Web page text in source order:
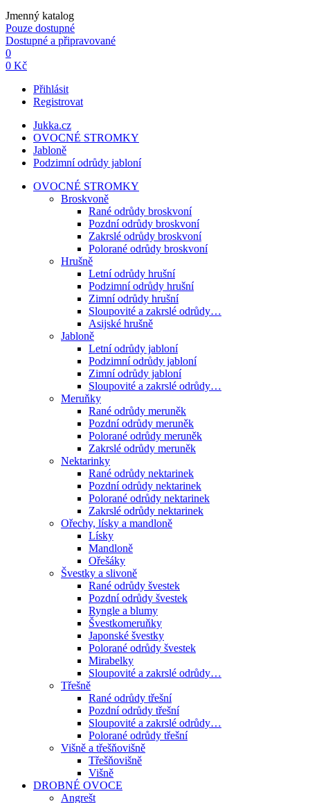
Jmenný katalog
Pouze dostupné
Dostupné a připravované
0
0 Kč
Přihlásit
Registrovat
Jukka.cz
OVOCNÉ STROMKY
Jabloně
Podzimní odrůdy jabloní
OVOCNÉ STROMKY
Broskvoně
Rané odrůdy broskvoní
Pozdní odrůdy broskvoní
Zakrslé odrůdy broskvoní
Polorané odrůdy broskvoní
Hrušně
Letní odrůdy hrušní
Podzimní odrůdy hrušní
Zimní odrůdy hrušní
Sloupovité a zakrslé odrůdy…
Asijské hrušně
Jabloně
Letní odrůdy jabloní
Podzimní odrůdy jabloní
Zimní odrůdy jabloní
Sloupovité a zakrslé odrůdy…
Meruňky
Rané odrůdy meruněk
Pozdní odrůdy meruněk
Polorané odrůdy meruněk
Zakrslé odrůdy meruněk
Nektarinky
Rané odrůdy nektarinek
Pozdní odrůdy nektarinek
Polorané odrůdy nektarinek
Zakrslé odrůdy nektarinek
Ořechy, lísky a mandloně
Lísky
Mandloně
Ořešáky
Švestky a slivoně
Rané odrůdy švestek
Pozdní odrůdy švestek
Ryngle a blumy
Švestkomeruňky
Japonské švestky
Polorané odrůdy švestek
Mirabelky
Sloupovité a zakrslé odrůdy…
Třešně
Rané odrůdy třešní
Pozdní odrůdy třešní
Sloupovité a zakrslé odrůdy…
Polorané odrůdy třešní
Višně a třešňovišně
Třešňovišně
Višně
DROBNÉ OVOCE
Angrešt